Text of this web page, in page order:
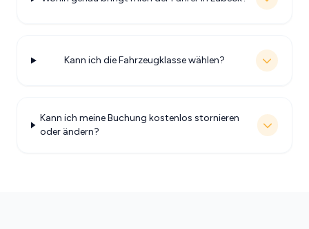
Kann ich die Fahrzeugklasse wählen?
Kann ich meine Buchung kostenlos stornieren
oder ändern?